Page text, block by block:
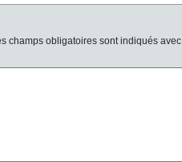
champs obligatoires sont indiqués avec